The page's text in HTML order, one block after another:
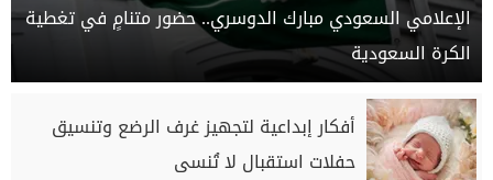
الإعلامي السعودي مبارك الدوسري.. حضور متنامٍ في تغطية
الكرة السعودية
أفكار إبداعية لتجهيز غرف الرضع وتنسيق
حفلات استقبال لا تُنسى